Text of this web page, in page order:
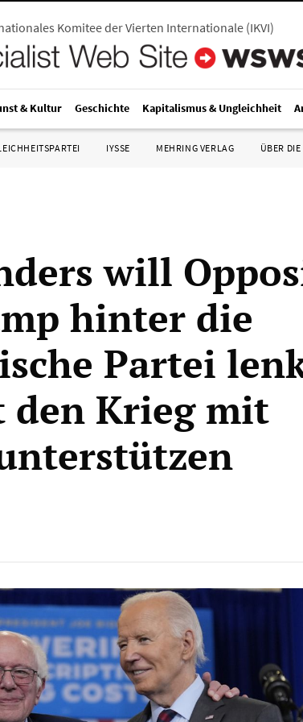
Komitee der Vierten Internationale (IKVI)
& Kultur Geschichte Kapitalismus & Ungleichheit
IYSSE MEHRING VERLAG ÜBER DIE
will
hinter die
Partei
den Krieg mit